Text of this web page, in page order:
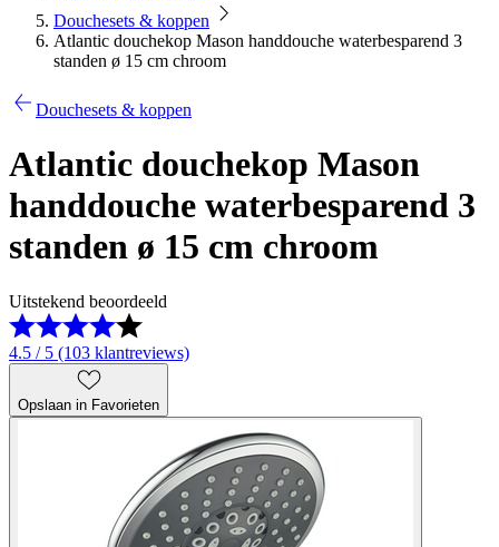
Douchesets & koppen
Atlantic douchekop Mason handdouche waterbesparend 3
standen ø 15 cm chroom
Douchesets & koppen
Atlantic douchekop Mason
handdouche waterbesparend 3
standen ø 15 cm chroom
Uitstekend beoordeeld
4.5 / 5 (103 klantreviews)
Opslaan in Favorieten